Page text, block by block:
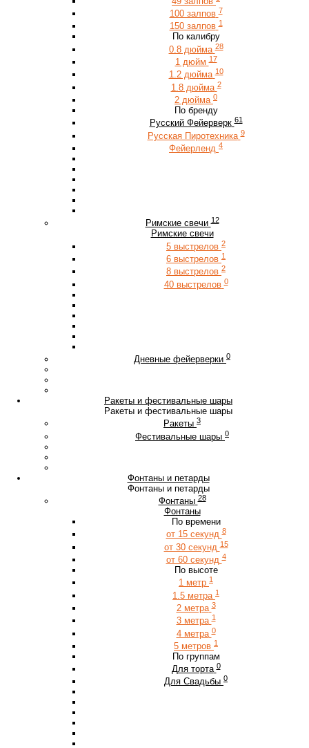
100 залпов 7
150 залпов 1
По калибру
0.8 дюйма 28
1 дюйм 17
1.2 дюйма 10
1.8 дюйма 2
2 дюйма 0
По бренду
Русский Фейерверк 61
Русская Пиротехника 9
Фейерленд 4
Римские свечи 12
Римские свечи
5 выстрелов 2
6 выстрелов 1
8 выстрелов 2
40 выстрелов 0
Дневные фейерверки 0
Ракеты и фестивальные шары
Ракеты и фестивальные шары
Ракеты 3
Фестивальные шары 0
Фонтаны и петарды
Фонтаны и петарды
Фонтаны 28
Фонтаны
По времени
от 15 секунд 8
от 30 секунд 15
от 60 секунд 4
По высоте
1 метр 1
1.5 метра 1
2 метра 3
3 метра 1
4 метра 0
5 метров 1
По группам
Для торта 0
Для Свадьбы 0